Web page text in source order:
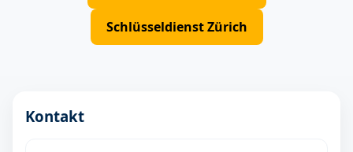
Schlüsseldienst Zürich
Kontakt